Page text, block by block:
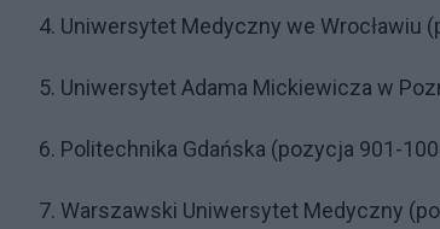
4. Uniwersytet Medyczny we Wrocławiu
5. Uniwersytet Adama Mickiewicza w
6. Politechnika Gdańska (pozycja 901-
7. Warszawski Uniwersytet Medyczny